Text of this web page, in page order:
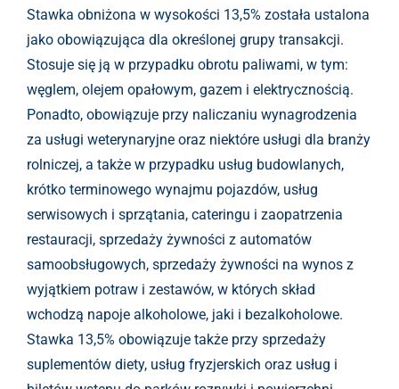
Stawka obniżona w wysokości 13,5% została ustalona
jako obowiązująca dla określonej grupy transakcji.
Stosuje się ją w przypadku obrotu paliwami, w tym:
węglem, olejem opałowym, gazem i elektrycznością.
Ponadto, obowiązuje przy naliczaniu wynagrodzenia
za usługi weterynaryjne oraz niektóre usługi dla branży
rolniczej, a także w przypadku usług budowlanych,
krótko terminowego wynajmu pojazdów, usług
serwisowych i sprzątania, cateringu i zaopatrzenia
restauracji, sprzedaży żywności z automatów
samoobsługowych, sprzedaży żywności na wynos z
wyjątkiem potraw i zestawów, w których skład
wchodzą napoje alkoholowe, jaki i bezalkoholowe.
Stawka 13,5% obowiązuje także przy sprzedaży
suplementów diety, usług fryzjerskich oraz usług i